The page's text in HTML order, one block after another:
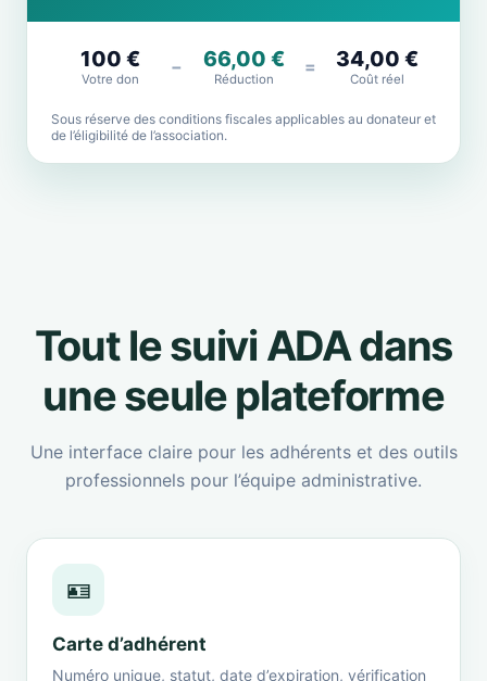
100 €
Votre don
− 66,00 €
Réduction
= 34,00 €
Coût réel
Sous réserve des conditions fiscales applicables au donateur et
de l’éligibilité de l’association.
Tout le suivi ADA dans
une seule plateforme
Une interface claire pour les adhérents et des outils
professionnels pour l’équipe administrative.
🪪
Carte d’adhérent
Numéro unique, statut, date d’expiration, vérification